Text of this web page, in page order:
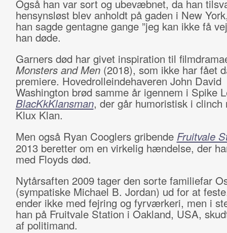
Også han var sort og ubevæbnet, da han
hensynsløst blev anholdt på gaden i New
han sagde gentagne gange ”jeg kan ikke få
han døde.
Garners død har givet inspiration til
Monsters and Men(2018), som ikke har fået
premiere. Hovedrolleindehaveren John David
Washington brød samme år igennem i Spike
BlacKkKlansman, der går humoristisk i clinch
Klux Klan.
Men også Ryan Cooglers gribende Fruitvale
2013 beretter om en virkelig hændelse, der
med Floyds død.
Nytårsaften 2009 tager den sorte familiefar
(sympatiske Michael B. Jordan) ud for at
ender ikke med fejring og fyrværkeri, men i
han på Fruitvale Station i Oakland, USA,
af politimand.